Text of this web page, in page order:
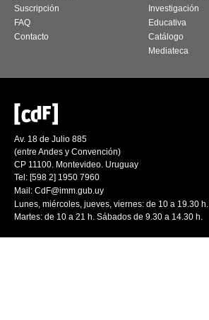
Suscripción
FAQ
Contacto
Investigación
Educativa
Catálogo
Mediateca
Av. 18 de Julio 885
(entre Andes y Convención)
CP 11100. Montevideo. Uruguay
Tel: [598 2] 1950 7960
Mail: CdF@imm.gub.uy
Lunes, miércoles, jueves, viernes: de 10 a 19.30 h.
Martes: de 10 a 21 h. Sábados de 9.30 a 14.30 h.